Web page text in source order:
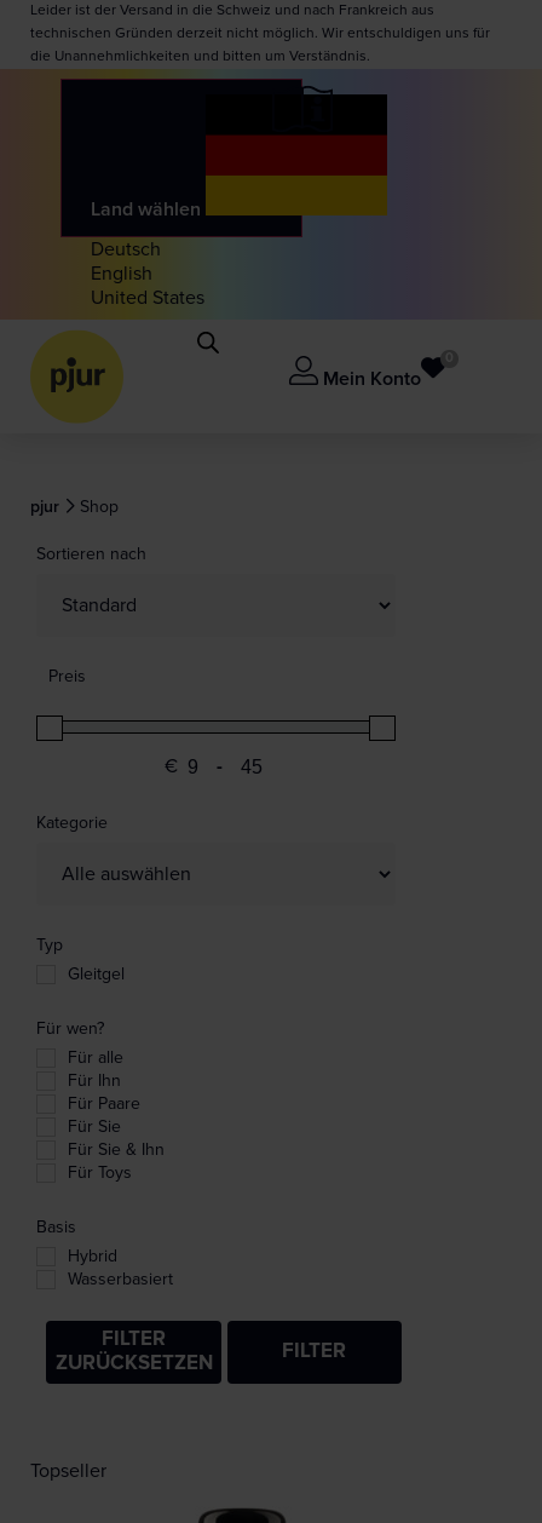
Leider ist der Versand in die Schweiz und nach Frankreich aus
technischen Gründen derzeit nicht möglich. Wir entschuldigen uns für
die Unannehmlichkeiten und bitten um Verständnis.
Land wählen
Deutsch
English
United States
Mein Konto
pjur Shop
Sortieren nach
Preis
€ Minimum Price
-Maximum Price
Kategorie
Typ
Gleitgel
Für wen?
Für alle
Für Ihn
Für Paare
Für Sie
Für Sie & Ihn
Für Toys
Basis
Hybrid
Wasserbasiert
FILTER
FILTER
ZURÜCKSETZEN
Topseller